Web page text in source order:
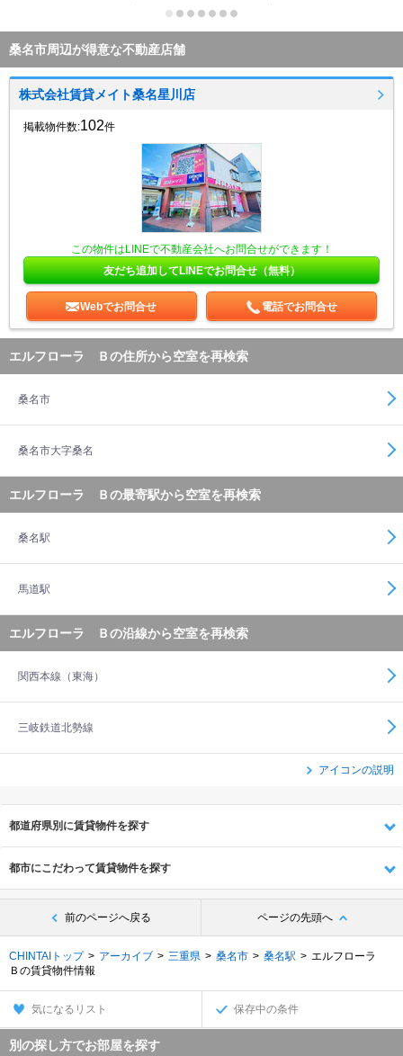
桑名市周辺が得意な不動産店舗
株式会社賃貸メイト桑名星川店
掲載物件数:102件
この物件はLINEで不動産会社へお問合せができます！
友だち追加してLINEでお問合せ（無料）
Webでお問合せ 電話でお問合せ
エルフローラ Ｂの住所から空室を再検索
桑名市
桑名市大字桑名
エルフローラ Ｂの最寄駅から空室を再検索
桑名駅
馬道駅
エルフローラ Ｂの沿線から空室を再検索
関西本線（東海）
三岐鉄道北勢線
アイコンの説明
都道府県別に賃貸物件を探す
都市にこだわって賃貸物件を探す
前のページへ戻る ページの先頭へ
CHINTAIトップ アーカイブ 三重県 桑名市 桑名駅
エルフローラ
Ｂの賃貸物件情報
気になるリスト 保存中の条件
別の探し方でお部屋を探す